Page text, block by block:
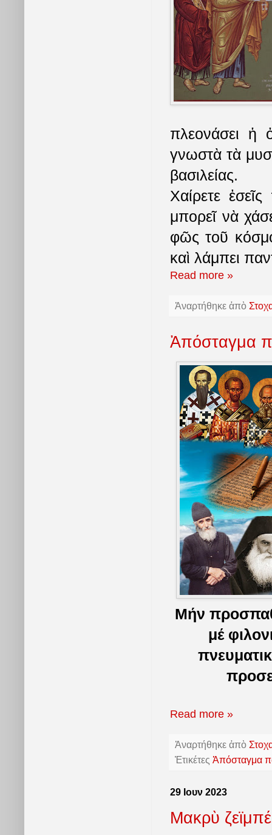
πλεονάσει ἡ
γνωστὰ τὰ
βασιλείας.
Χαίρετε
μπορεῖ νὰ
φῶς τοῦ
καὶ λάμπει
Read more »
Ἀναρτήθηκε ἀπὸ
Ἀπόσταγμα
Μήν
μέ
Read more »
Ἀναρτήθηκε ἀπὸ
Ἐτικέτες Ἀπόσταγμα
29 Ιουν 2023
Μακρὺ